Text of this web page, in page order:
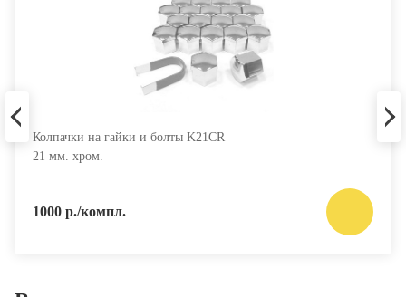
Колпачки на гайки и болты K21CR
21 мм. хром.
1000 р./компл.